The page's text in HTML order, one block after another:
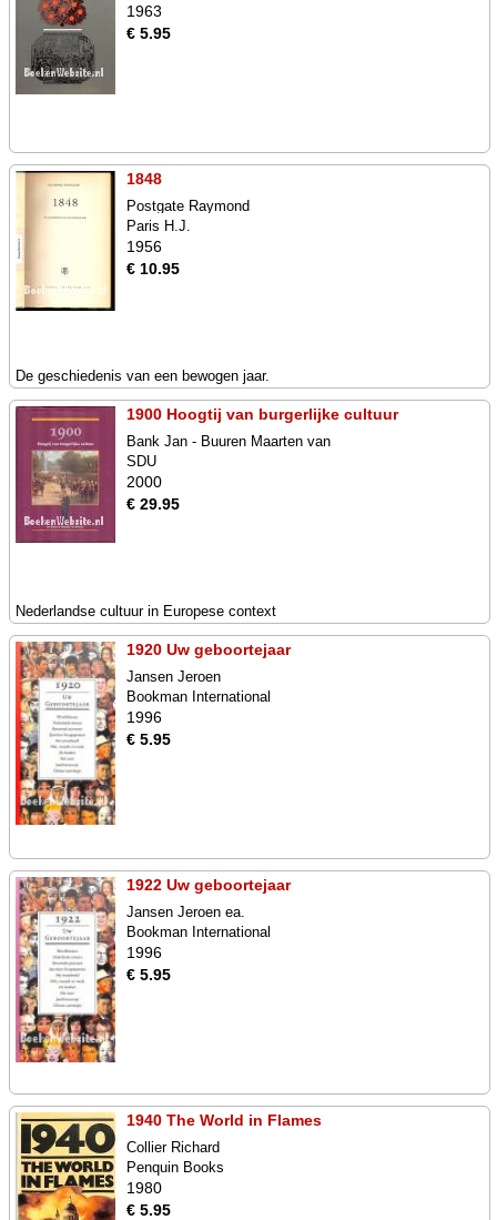
1963
€ 5.95
1848
Postgate Raymond
Paris H.J.
1956
€ 10.95
De geschiedenis van een bewogen jaar.
1900 Hoogtij van burgerlijke cultuur
Bank Jan - Buuren Maarten van
SDU
2000
€ 29.95
Nederlandse cultuur in Europese context
1920 Uw geboortejaar
Jansen Jeroen
Bookman International
1996
€ 5.95
1922 Uw geboortejaar
Jansen Jeroen ea.
Bookman International
1996
€ 5.95
1940 The World in Flames
Collier Richard
Penquin Books
1980
€ 5.95